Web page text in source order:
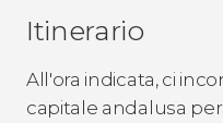
Itinerario
All'ora indicata, ci
capitale andalusa per